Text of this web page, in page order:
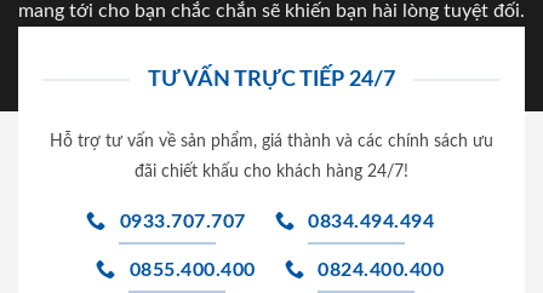
mang tới cho bạn chắc chắn sẽ khiến bạn hài lòng tuyệt đối.
TƯ VẤN TRỰC TIẾP 24/7
Hỗ trợ tư vấn về sản phẩm, giá thành và các chính sách ưu
đãi chiết khấu cho khách hàng 24/7!
0933.707.707 0834.494.494
0855.400.400 0824.400.400